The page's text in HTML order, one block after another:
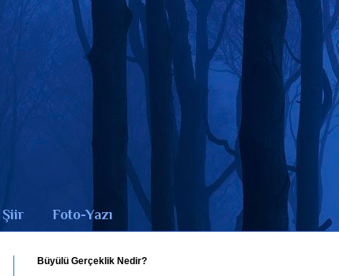
Şiir Foto-Yazı
Büyülü Gerçeklik Nedir?